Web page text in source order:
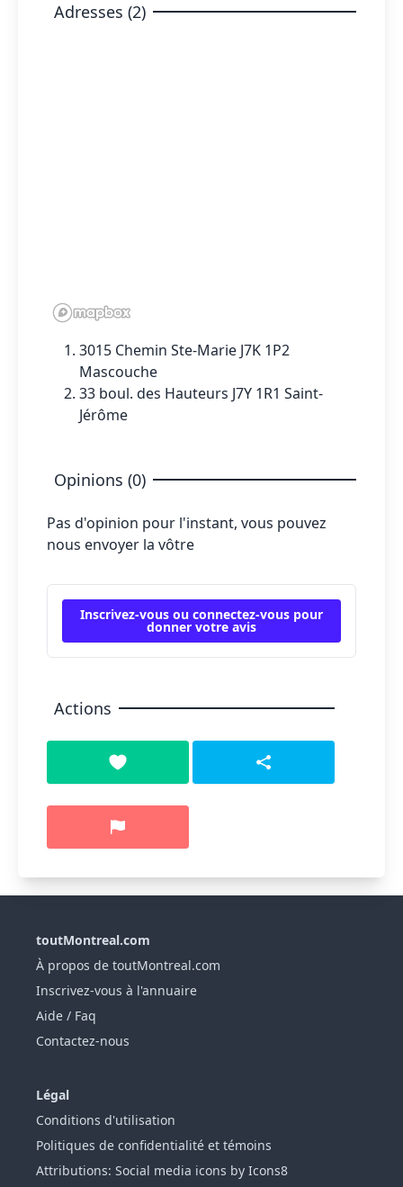
Adresses (2)
3015 Chemin Ste-Marie J7K 1P2
Mascouche
33 boul. des Hauteurs J7Y 1R1 Saint-
Jérôme
Opinions (0)
Pas d'opinion pour l'instant, vous pouvez
nous envoyer la vôtre
Inscrivez-vous ou connectez-vous pour
donner votre avis
Actions
toutMontreal.com
À propos de toutMontreal.com
Inscrivez-vous à l'annuaire
Aide / Faq
Contactez-nous
Légal
Conditions d'utilisation
Politiques de confidentialité et témoins
Attributions: Social media icons by Icons8